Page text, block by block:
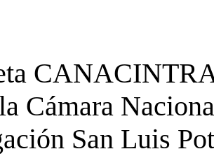
Cámara
San Luis